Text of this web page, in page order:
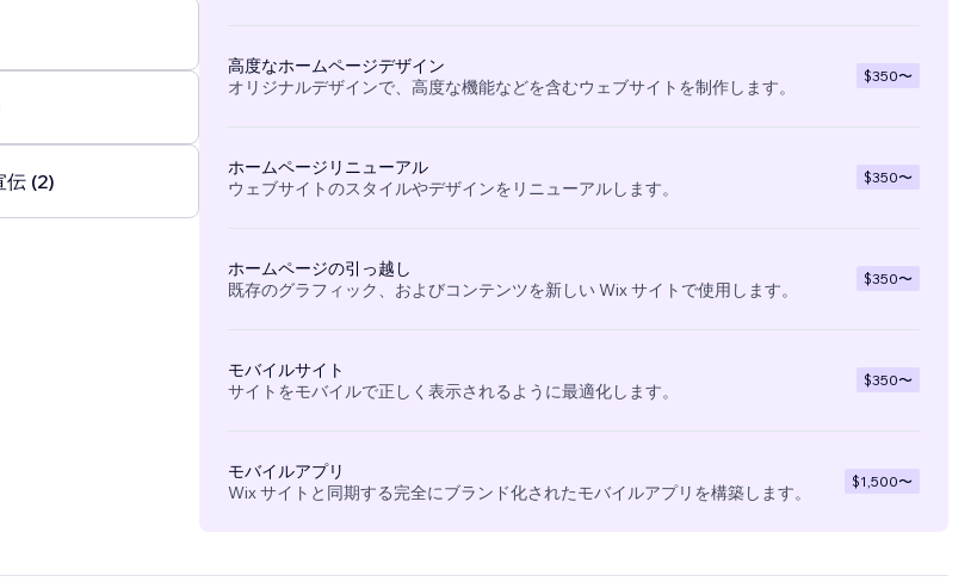
伝 (2)
高度なホームページデザイン
オリジナルデザインで、高度な機能などを含むウェブサイトを制作します。
$350〜
ホームページリニューアル
ウェブサイトのスタイルやデザインをリニューアルします。
$350〜
ホームページの引っ越し
既存のグラフィック、およびコンテンツを新しい Wix サイトで使用します。
$350〜
モバイルサイト
サイトをモバイルで正しく表示されるように最適化します。
$350〜
モバイルアプリ
Wix サイトと同期する完全にブランド化されたモバイルアプリを構築します。
$1,500〜